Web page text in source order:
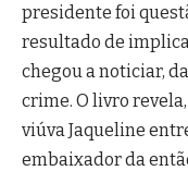
presidente foi
resultado de
chegou a noticiar,
crime. O livro
viúva Jaqueline
embaixador da